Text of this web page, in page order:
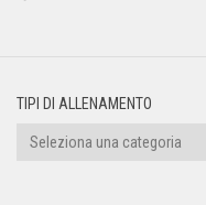
TIPI DI ALLENAMENTO
Tipi